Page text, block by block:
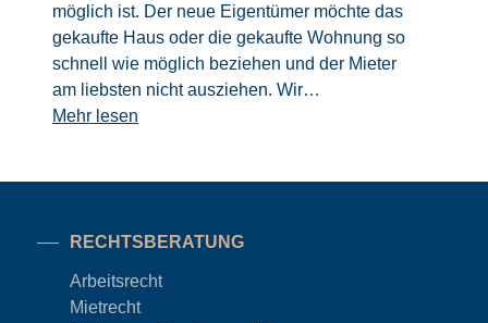
möglich ist. Der neue Eigentümer möchte das
gekaufte Haus oder die gekaufte Wohnung so
schnell wie möglich beziehen und der Mieter
am liebsten nicht ausziehen. Wir…
Mehr lesen
RECHTSBERATUNG
Arbeitsrecht
Mietrecht